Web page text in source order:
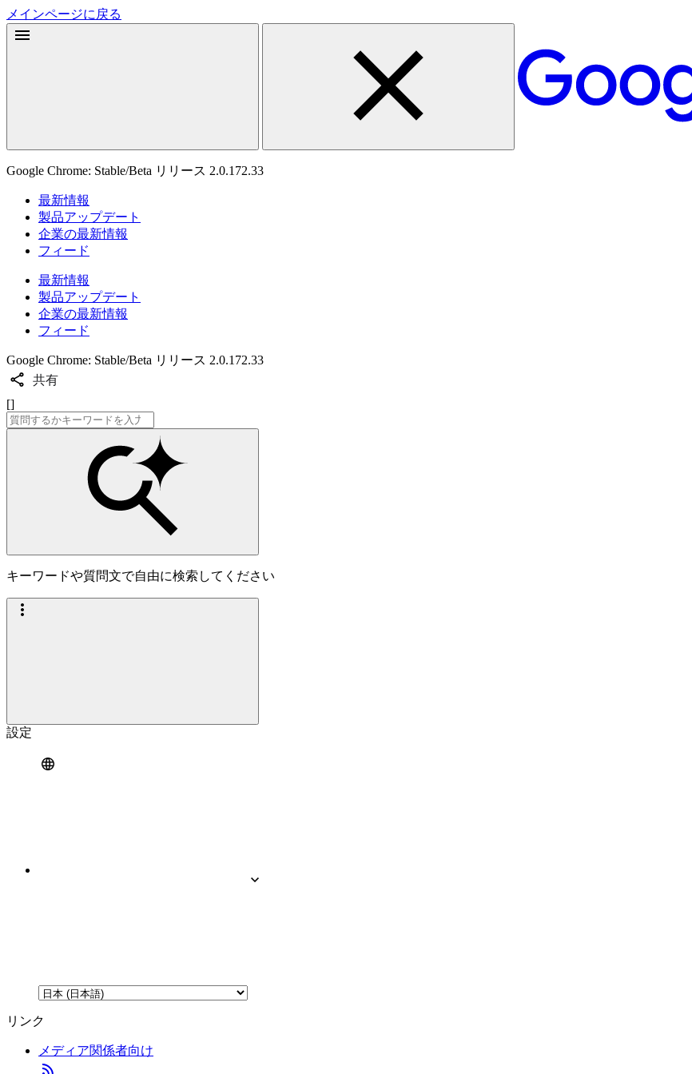
メインページに戻る
Google Chrome: Stable/Beta リリース 2.0.172.33
最新情報
製品アップデート
企業の最新情報
フィード
最新情報
製品アップデート
企業の最新情報
フィード
Google Chrome: Stable/Beta リリース 2.0.172.33
共有
[]
キーワードや質問文で自由に検索してください
設定
リンク
メディア関係者向け